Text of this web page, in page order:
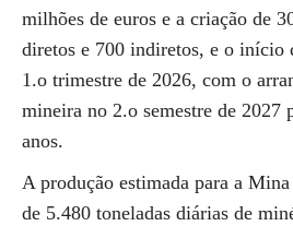
milhões de euros e a criação de
diretos e 700 indiretos, e o início
1.o trimestre de 2026, com o
mineira no 2.o semestre de 2027
anos.
A produção estimada para a
de 5.480 toneladas diárias de